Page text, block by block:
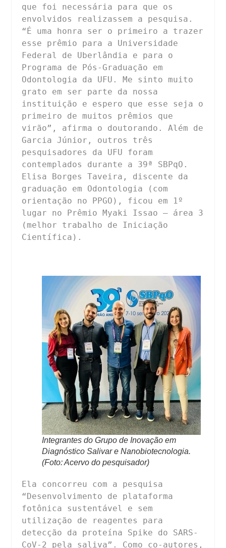
que foi necessária para que os
envolvidos realizassem a pesquisa.
“É uma honra ser o primeiro a trazer
esse prêmio para a Universidade
Federal de Uberlândia e para o
Programa de Pós-Graduação em
Odontologia da UFU. Me sinto muito
grato em ser parte da nossa
instituição e espero que esse seja o
primeiro de muitos prêmios que
virão”, afirma o doutorando. Além de
Garcia Júnior, outros três
pesquisadores da UFU foram
contemplados durante a 39ª SBPqO.
Elisa Borges Taveira, discente da
graduação em Odontologia (com
orientação no PPGO), ficou em 1º
lugar no Prêmio Myaki Issao – área 3
(melhor trabalho de Iniciação
Científica).
Integrantes do Grupo de Inovação em
Diagnóstico Salivar e Nanobiotecnologia.
(Foto: Acervo do pesquisador)
Ela concorreu com a pesquisa
“Desenvolvimento de plataforma
fotônica sustentável e sem
utilização de reagentes para
detecção da proteína Spike do SARS-
CoV-2 pela saliva”. Como co-autores,